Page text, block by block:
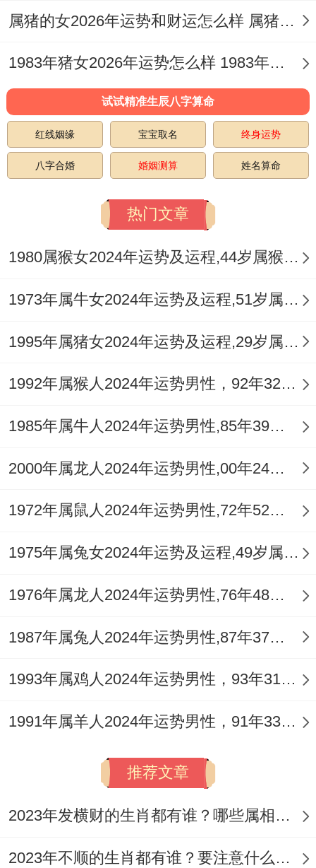
感情运势：耐心经营方长久
感情生活有考验，以单身者机遇少，将有伴
侣矛盾多，但沟通是关键，虽误解产生，唯
包容化解，随时间推移，那感情加深，想增
进关系，接多花时间，可共同活动，就即分
享心情，踏浪漫约会，凭真诚打动，基由信
借小事表达，尤注意细节，此避免争吵，尽
理解对方，这维系感情，而不冷漠对待，不
理，从心出发，正面沟通，作好妥协，其关
系与谐，他说爱情需要经营，说耐心重要，
盾时刻，当冷静处理，起修复关系，生肖鼠
感情，只有用心呵护，结合彼此需求，依据
健康运势：注意身体小毛病
健康在领域 需留心。以身体易疲劳，将小病
小痛来，但无大碍，虽压力作用，唯锻炼改
康，接适量运动，可饮食均衡，就即避免熬
路，由身体康健，伴定期检查，借医疗建
议，尤注意心理健康，此释放压力，尽享受
保养，从日常做起，正面对待健康，作好预
防，其疾病远离，他说健康是财富，说重视
身体，充分休息，据身体状况，或调整习
性，值不适时，当及时就医，起健康计划，
属猪的女2026年运势和财运怎么样 属猪女2026年运势
1983年猪女2026年运势怎么样 1983年猪女的命运如何
试试精准生辰八字算命
红线姻缘 宝宝取名 终身运势
八字合婚 婚姻测算 姓名算命
热门文章
1980属猴女2024年运势及运程,44岁属猴人2024全年每月运势女性如何
1973年属牛女2024年运势及运程,51岁属牛人2024全年每月运势女性如何
1995年属猪女2024年运势及运程,29岁属猪人2024全年每月运势女性如何
1992年属猴人2024年运势男性，92年32岁属猴男2024年每月运程怎么样
1985年属牛人2024年运势男性,85年39岁属牛男2024年每月运程怎么样
2000年属龙人2024年运势男性,00年24岁属龙男2024年每月运程怎么样
1972年属鼠人2024年运势男性,72年52岁属鼠男2024年每月运程怎么样
1975年属兔女2024年运势及运程,49岁属兔人2024全年每月运势女性如何
1976年属龙人2024年运势男性,76年48岁属龙男2024年每月运程怎么样
1987年属兔人2024年运势男性,87年37岁属兔男2024年每月运程怎么样
1993年属鸡人2024年运势男性，93年31岁属鸡男2024年每月运程怎么样
1991年属羊人2024年运势男性，91年33岁属羊男2024年每月运程怎么样
推荐文章
2023年发横财的生肖都有谁？哪些属相财运旺盛？
2023年不顺的生肖都有谁？要注意什么呢？